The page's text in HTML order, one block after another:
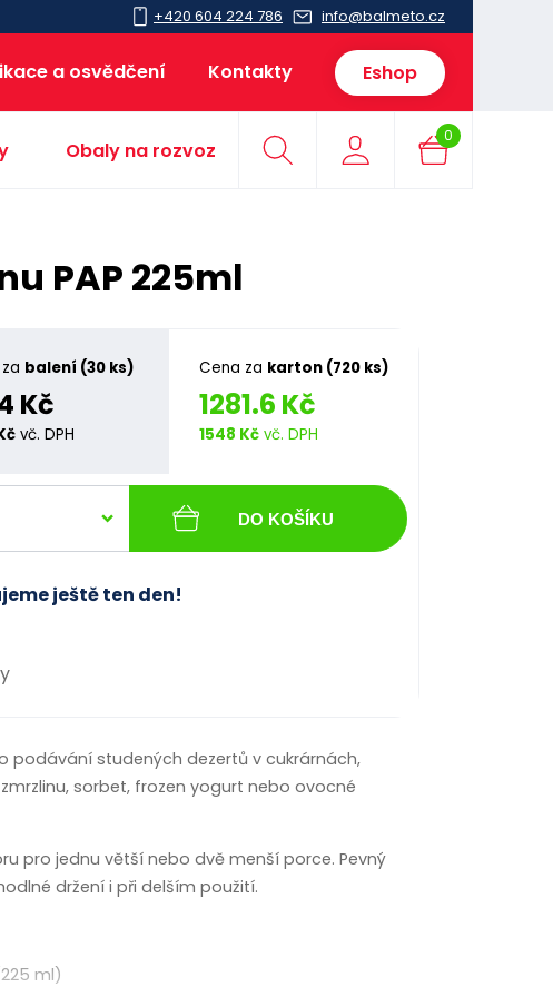
+420 604 224 786 info@balmeto.cz
a osvědčení Kontakty Eshop
Obaly na rozvoz
0
PAP 225ml
balení (30 ks)
Kč
vč. DPH
Cena za karton (720 ks)
1281.6 Kč
1548 Kčvč. DPH
DO KOŠÍKU
ještě ten den!
podávání studených dezertů v cukrárnách,
sorbet, frozen yogurt nebo ovocné
pro jednu větší nebo dvě menší porce. Pevný
držení i při delším použití.
ml)